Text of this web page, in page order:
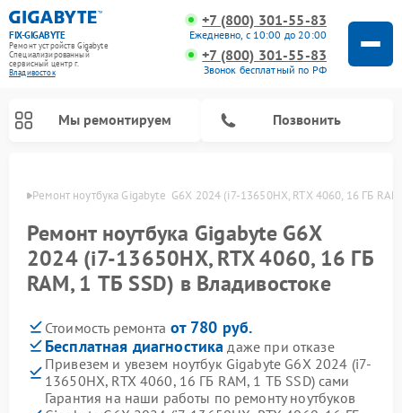
FIX-GIGABYTE
Ремонт устройств Gigabyte
Специализированный
cервисный центр г.
Владивосток
+7 (800) 301-55-83
Ежедневно, с 10:00 до 20:00
+7 (800) 301-55-83
Звонок бесплатный по РФ
Мы ремонтируем Позвонить
Ремонт ноутбука Gigabyte  G6X 2024 (i7-13650HX, RTX 4060, 16 ГБ
Ремонт ноутбука Gigabyte G6X
2024 (i7-13650HX, RTX 4060, 16 ГБ
RAM, 1 ТБ SSD) в Владивостоке
Стоимость ремонта от 780 руб.
Бесплатная диагностика даже при отказе
Привезем и увезем ноутбук Gigabyte G6X 2024 (i7-
13650HX, RTX 4060, 16 ГБ RAM, 1 ТБ SSD) сами
Гарантия на наши работы по ремонту ноутбуков